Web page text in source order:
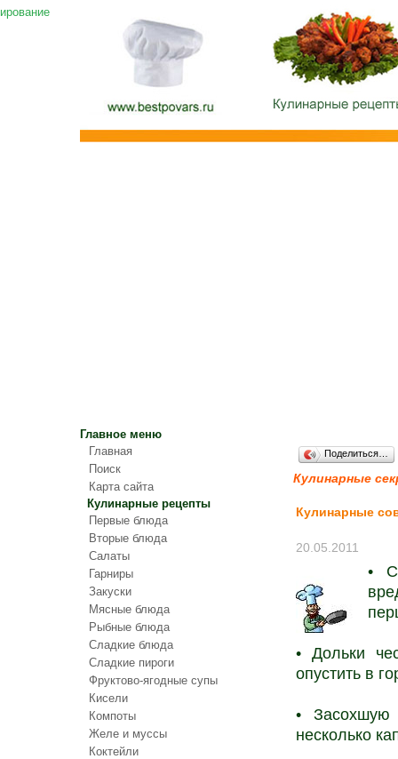
Главное меню
Главная
Поиск
Карта сайта
Кулинарные рецепты
Первые блюда
Вторые блюда
Салаты
Гарниры
Закуски
Мясные блюда
Рыбные блюда
Сладкие блюда
Сладкие пироги
Фруктово-ягодные супы
Кисели
Компоты
Желе и муссы
Коктейли
Поделиться…
Кулинарные
Кулинарные
20.05.2011
•
• Дольки
опустить в
• Засохшую
несколько